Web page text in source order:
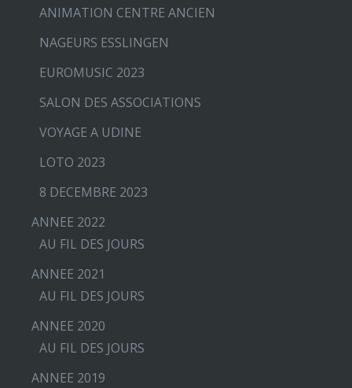
ANIMATION CENTRE ANCIEN
NAGEURS ESSLINGEN
EUROMUSIC 2023
SALON DES ASSOCIATIONS
VOYAGE A UDINE
LOTO 2023
8 DECEMBRE 2023
ANNEE 2022
AU FIL DES JOURS
ANNEE 2021
AU FIL DES JOURS
ANNEE 2020
AU FIL DES JOURS
ANNEE 2019